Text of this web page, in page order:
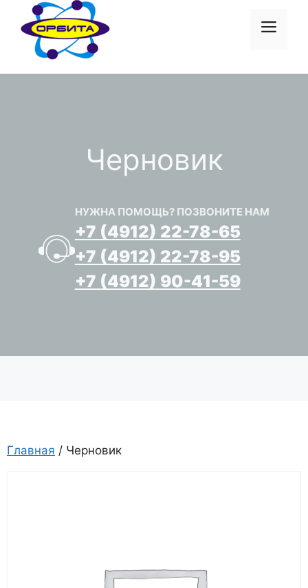
Перейти
содержимому
Меню
Черновик
НУЖНА ПОМОЩЬ? ПОЗВОНИТЕ НАМ
+7 (4912) 22-78-65
+7 (4912) 22-78-95
+7 (4912) 90-41-59
Главная / Черновик